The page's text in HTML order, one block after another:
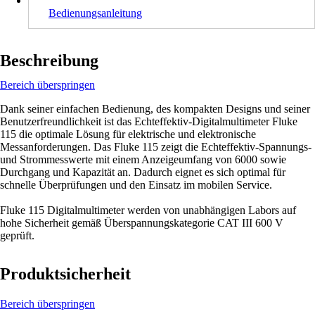
Bedienungsanleitung
Beschreibung
Bereich überspringen
Dank seiner einfachen Bedienung, des kompakten Designs und seiner
Benutzerfreundlichkeit ist das Echteffektiv-Digitalmultimeter Fluke
115 die optimale Lösung für elektrische und elektronische
Messanforderungen. Das Fluke 115 zeigt die Echteffektiv-Spannungs-
und Strommesswerte mit einem Anzeigeumfang von 6000 sowie
Durchgang und Kapazität an. Dadurch eignet es sich optimal für
schnelle Überprüfungen und den Einsatz im mobilen Service.
Fluke 115 Digitalmultimeter werden von unabhängigen Labors auf
hohe Sicherheit gemäß Überspannungskategorie CAT III 600 V
geprüft.
Produktsicherheit
Bereich überspringen